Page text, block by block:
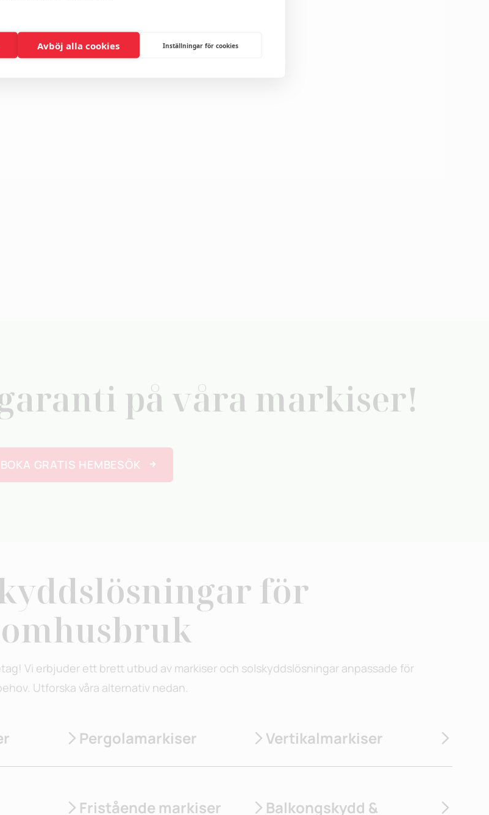
Avböj alla cookies Inställningar för cookies
på våra markiser!
BOKA GRATIS HEMBESÖK
för
Vi erbjuder ett brett utbud av markiser och solskyddslösningar anpassade för
Utforska våra alternativ nedan.
Pergolamarkiser Vertikalmarkiser
Fristående markiser Balkongskydd &